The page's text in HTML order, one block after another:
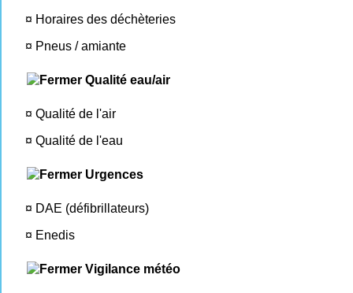
¤ Horaires des déchèteries
¤ Pneus / amiante
Qualité eau/air
¤ Qualité de l'air
¤ Qualité de l'eau
Urgences
¤ DAE (défibrillateurs)
¤ Enedis
Vigilance météo